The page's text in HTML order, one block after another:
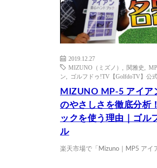
2019.12.27
MIZUNO（ミズノ）
関雅史
ン
ゴルフドゥ!TV【GolfdoTV】公
MIZUNO MP-5 アイア
のやさしさを徹底分析
ックを使う理由｜ゴル
ル
楽天市場で「Mizuno｜MP5 アイ